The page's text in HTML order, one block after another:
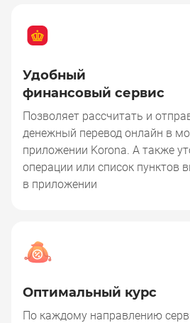
Удобный
финансовый сервис
Позволяет рассчитать и
денежный перевод онлайн в
приложении Korona. А также
операции или список пунктов
в приложении
Оптимальный курс
По каждому направлению